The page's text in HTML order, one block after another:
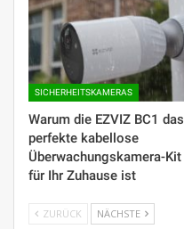
SICHERHEITSKAMERAS
Warum die EZVIZ BC1 das
perfekte kabellose
Überwachungskamera-Kit
für Ihr Zuhause ist
ZURÜCK NÄCHSTE